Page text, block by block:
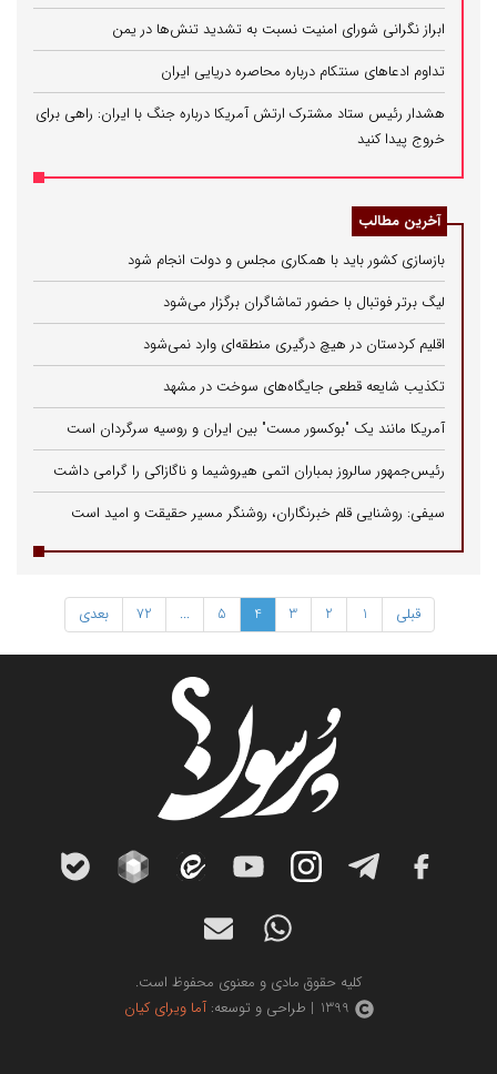
ابراز نگرانی شورای امنیت نسبت به تشدید تنش‌ها در یمن
تداوم ادعاهای سنتکام درباره محاصره دریایی ایران
هشدار رئیس ستاد مشترک ارتش آمریکا درباره جنگ با ایران: راهی برای
خروج پیدا کنید
آخرین مطالب
بازسازی کشور باید با همکاری مجلس و دولت انجام شود
لیگ برتر فوتبال با حضور تماشاگران برگزار می‌شود
اقلیم کردستان در هیچ درگیری منطقه‌ای وارد نمی‌شود
تکذیب شایعه قطعی جایگاه‌های سوخت در مشهد
آمریکا مانند یک "بوکسور مست" بین ایران و روسیه سرگردان است
رئیس‌جمهور سالروز بمباران اتمی هیروشیما و ناگازاکی را گرامی داشت
سیفی: روشنایی قلم خبرنگاران، روشنگر مسیر حقیقت و امید است
قبلی 1
2
3
4
5
...
72 بعدی
کلیه حقوق مادی و معنوی محفوظ است.
1399 | طراحی و توسعه:
آما ویرای کیان